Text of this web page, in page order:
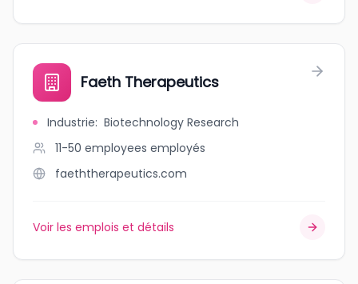
Faeth Therapeutics
Industrie: Biotechnology Research
11-50 employees employés
faeththerapeutics.com
Voir les emplois et détails